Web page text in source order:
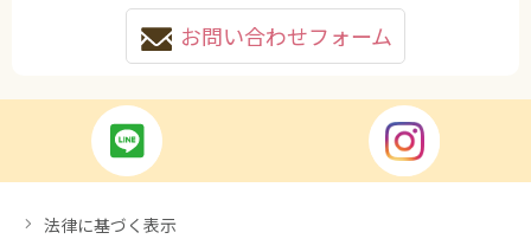
お問い合わせフォーム
法律に基づく表示